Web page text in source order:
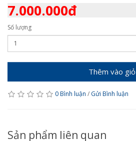
7.000.000đ
Số lượng
Thêm vào giỏ
0 Bình luận / Gửi Bình luận
Sản phẩm liên quan